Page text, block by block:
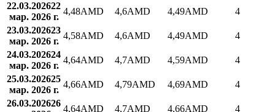
22.03.202622
мар. 2026 г.
4,48AMD 4,6AMD 4,49AMD
4
23.03.202623
мар. 2026 г.
4,58AMD 4,6AMD 4,49AMD
4
24.03.202624
мар. 2026 г.
4,64AMD 4,7AMD 4,59AMD
4
25.03.202625
мар. 2026 г.
4,66AMD 4,79AMD 4,69AMD
4
26.03.202626
4,64AMD 4,7AMD 4,66AMD 4